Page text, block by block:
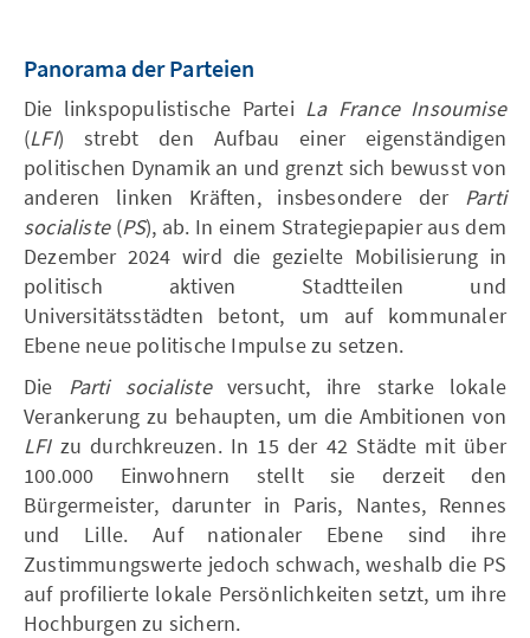
Panorama der Parteien
Die linkspopulistische Partei La France Insoumise
(LFI) strebt den Aufbau einer eigenständigen
politischen Dynamik an und grenzt sich bewusst von
anderen linken Kräften, insbesondere der Parti
socialiste(PS), ab. In einem Strategiepapier aus dem
Dezember 2024 wird die gezielte Mobilisierung in
politisch aktiven Stadtteilen und
Universitätsstädten betont, um auf kommunaler
Ebene neue politische Impulse zu setzen.
Die Parti socialisteversucht, ihre starke lokale
Verankerung zu behaupten, um die Ambitionen von
LFIzu durchkreuzen. In 15 der 42 Städte mit über
100.000 Einwohnern stellt sie derzeit den
Bürgermeister, darunter in Paris, Nantes, Rennes
und Lille. Auf nationaler Ebene sind ihre
Zustimmungswerte jedoch schwach, weshalb die PS
auf profilierte lokale Persönlichkeiten setzt, um ihre
Hochburgen zu sichern.